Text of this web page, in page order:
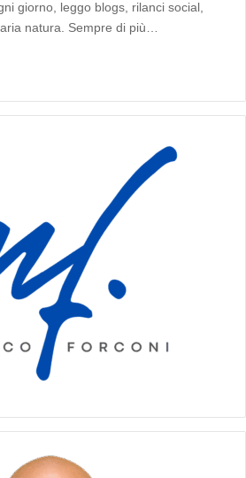
giorno, leggo blogs, rilanci social,
natura. Sempre di più…